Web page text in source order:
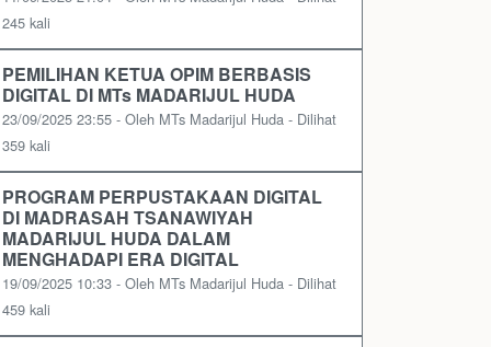
245 kali
PEMILIHAN KETUA OPIM BERBASIS
DIGITAL DI MTs MADARIJUL HUDA
23/09/2025 23:55 - Oleh MTs Madarijul Huda - Dilihat
359 kali
PROGRAM PERPUSTAKAAN DIGITAL
DI MADRASAH TSANAWIYAH
MADARIJUL HUDA DALAM
MENGHADAPI ERA DIGITAL
19/09/2025 10:33 - Oleh MTs Madarijul Huda - Dilihat
459 kali